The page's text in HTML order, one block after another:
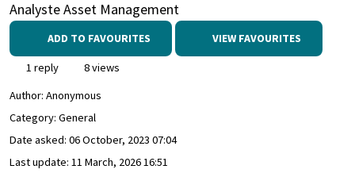
Analyste Asset Management
ADD TO FAVOURITES VIEW FAVOURITES
1 reply
8 views
Author: Anonymous
Category: General
Date asked: 06 October, 2023 07:04
Last update: 11 March, 2026 16:51